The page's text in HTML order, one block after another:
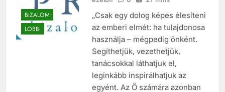
BIZALOM
LOBBI
„Csak egy dolog képes élesíteni
az emberi elmét: ha tulajdonosa
használja – mégpedig önként.
Segíthetjük, vezethetjük,
tanácsokkal láthatjuk el,
leginkább inspirálhatjuk az
egyént. Az Ő számára azonban